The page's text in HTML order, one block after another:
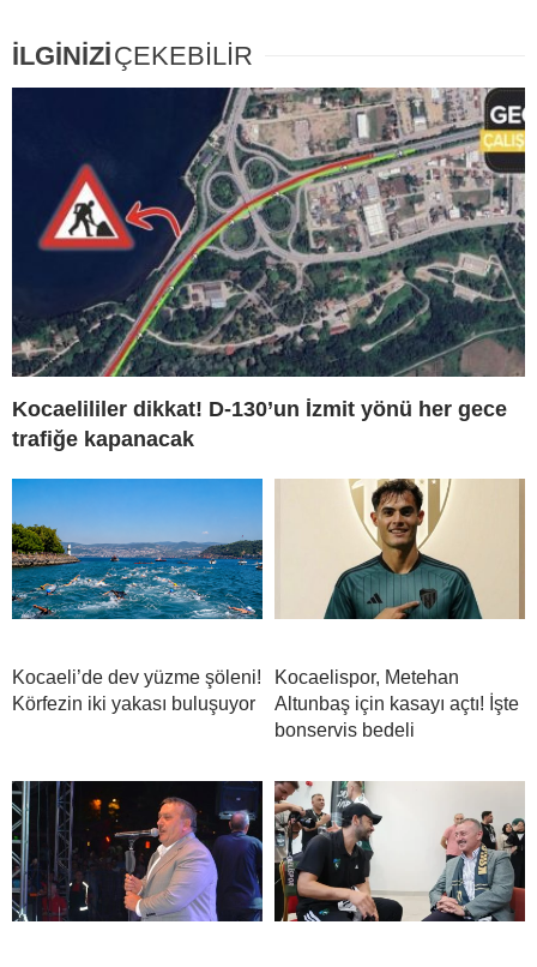
İLGİNİZİÇEKEBİLİR
Kocaelililer dikkat! D-130’un İzmit yönü her gece
trafiğe kapanacak
Kocaeli’de dev yüzme şöleni!
Körfezin iki yakası buluşuyor
Kocaelispor, Metehan
Altunbaş için kasayı açtı! İşte
bonservis bedeli